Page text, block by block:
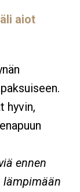
aiot
hyvin,
ennen
lämpimään